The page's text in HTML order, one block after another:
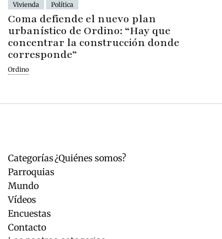
Vivienda Política
Coma defiende el nuevo plan
urbanístico de Ordino: “Hay que
concentrar la construcción donde
corresponde”
Ordino
Navegación
principal
Categorías
Parroquias
Mundo
Vídeos
Encuestas
Contacto
Pie
¿Quiénes somos?